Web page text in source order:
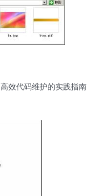
效代码维护的实践指南